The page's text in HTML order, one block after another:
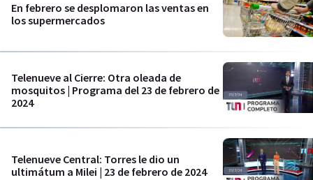
En febrero se desplomaron las ventas en
los supermercados
Telenueve al Cierre: Otra oleada de
mosquitos | Programa del 23 de febrero de
2024
Telenueve Central: Torres le dio un
ultimátum a Milei | 23 de febrero de 2024